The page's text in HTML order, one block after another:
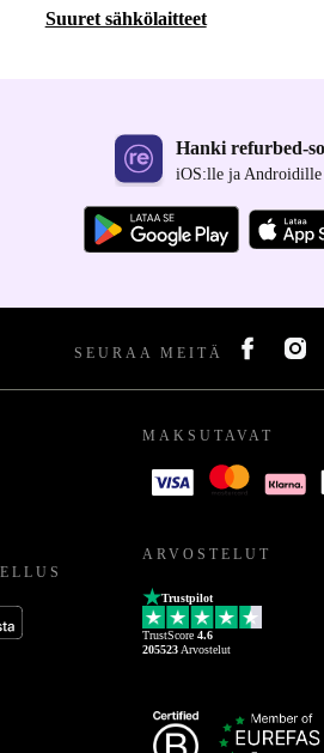
Suuret sähkölaitteet
Hanki refurbed-
iOS:lle ja Androidille
SEURAA MEITÄ
MAKSUTAVAT
ARVOSTELUT
Trustpilot
TrustScore 4.6
205523 Arvostelut